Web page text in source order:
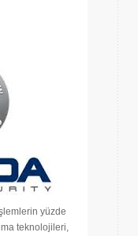
yüzde
teknolojileri,